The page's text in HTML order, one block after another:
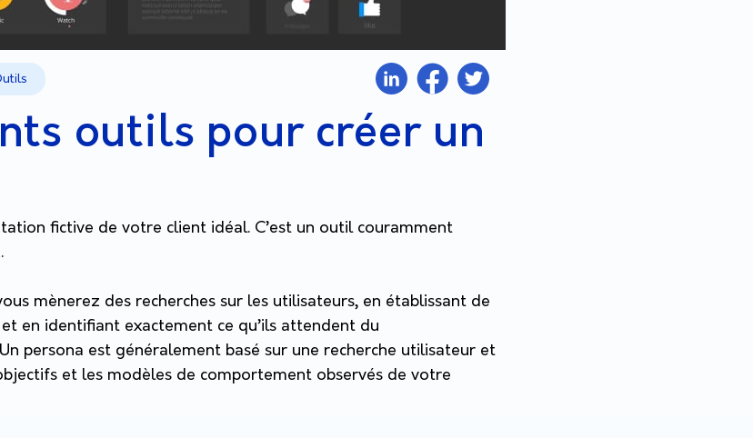
outils pour créer un
fictive de votre client idéal. C’est un outil couramment
mènerez des recherches sur les utilisateurs, en établissant de
en identifiant exactement ce qu’ils attendent du
persona est généralement basé sur une recherche utilisateur et
et les modèles de comportement observés de votre